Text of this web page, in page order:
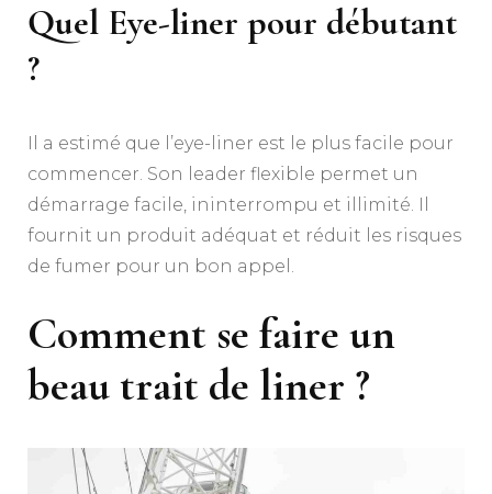
Quel Eye-liner pour débutant
?
Il a estimé que l’eye-liner est le plus facile pour
commencer. Son leader flexible permet un
démarrage facile, ininterrompu et illimité. Il
fournit un produit adéquat et réduit les risques
de fumer pour un bon appel.
Comment se faire un
beau trait de liner ?